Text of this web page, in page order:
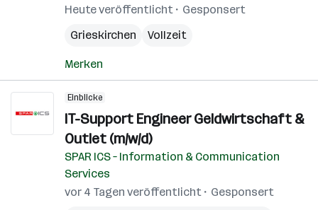
Heute veröffentlicht
Gesponsert
Grieskirchen
Vollzeit
Merken
Einblicke
IT-Support Engineer Geldwirtschaft &
Outlet (m/w/d)
SPAR ICS – Information & Communication
Services
vor 4 Tagen veröffentlicht
Gesponsert